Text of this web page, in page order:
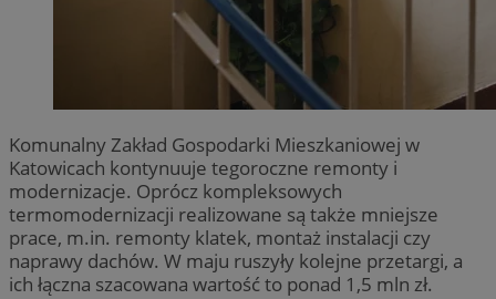
Komunalny Zakład Gospodarki Mieszkaniowej w
Katowicach kontynuuje tegoroczne remonty i
modernizacje. Oprócz kompleksowych
termomodernizacji realizowane są także mniejsze
prace, m.in. remonty klatek, montaż instalacji czy
naprawy dachów. W maju ruszyły kolejne przetargi, a
ich łączna szacowana wartość to ponad 1,5 mln zł.